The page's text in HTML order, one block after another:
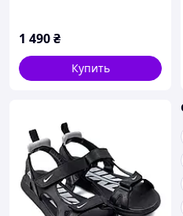
1 490₴
Купить